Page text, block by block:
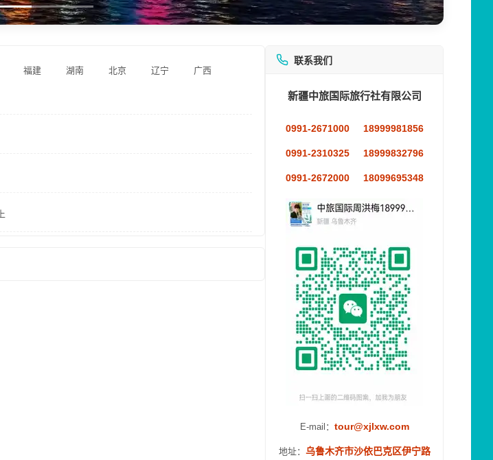
福建 湖南 北京 辽宁 广西
联系我们
新疆中旅国际旅行社有限公司
0991-2671000 18999981856
0991-2310325 18999832796
0991-2672000 18099695348
E-mail： tour@xjlxw.com
地址： 乌鲁木齐市沙依巴克区伊宁路